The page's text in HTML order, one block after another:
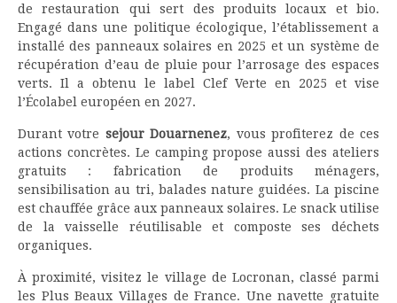
de restauration qui sert des produits locaux et bio.
Engagé dans une politique écologique, l’établissement a
installé des panneaux solaires en 2025 et un système de
récupération d’eau de pluie pour l’arrosage des espaces
verts. Il a obtenu le label Clef Verte en 2025 et vise
l’Écolabel européen en 2027.
Durant votre sejour Douarnenez, vous profiterez de ces
actions concrètes. Le camping propose aussi des ateliers
gratuits : fabrication de produits ménagers,
sensibilisation au tri, balades nature guidées. La piscine
est chauffée grâce aux panneaux solaires. Le snack utilise
de la vaisselle réutilisable et composte ses déchets
organiques.
À proximité, visitez le village de Locronan, classé parmi
les Plus Beaux Villages de France. Une navette gratuite